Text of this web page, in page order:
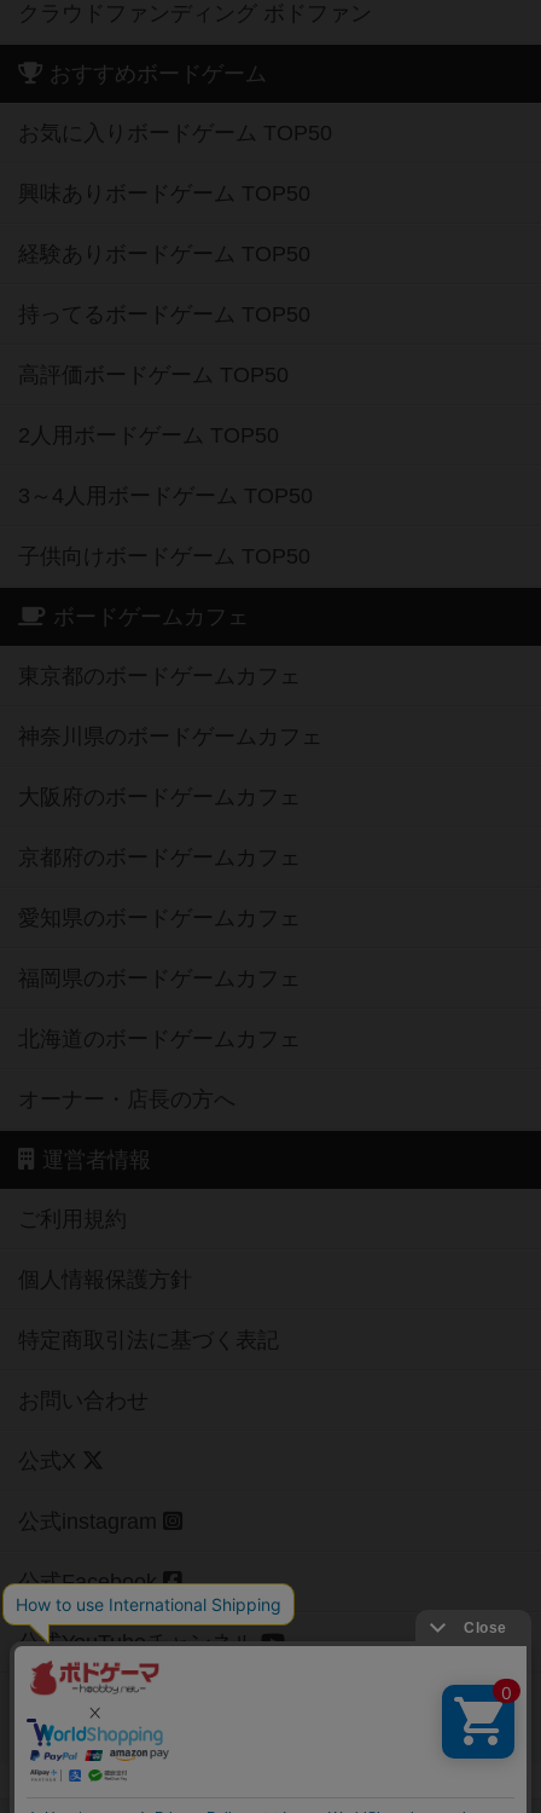
クラウドファンディング ボドファン
おすすめボードゲーム
お気に入りボードゲーム TOP50
興味ありボードゲーム TOP50
経験ありボードゲーム TOP50
持ってるボードゲーム TOP50
高評価ボードゲーム TOP50
2人用ボードゲーム TOP50
3～4人用ボードゲーム TOP50
子供向けボードゲーム TOP50
ボードゲームカフェ
東京都のボードゲームカフェ
神奈川県のボードゲームカフェ
大阪府のボードゲームカフェ
京都府のボードゲームカフェ
愛知県のボードゲームカフェ
福岡県のボードゲームカフェ
北海道のボードゲームカフェ
オーナー・店長の方へ
運営者情報
ご利用規約
個人情報保護方針
特定商取引法に基づく表記
お問い合わせ
公式X
公式instagram
公式Facebook
公式YouTubeチャンネル